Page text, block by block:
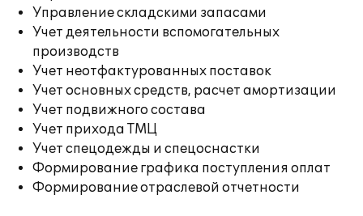
Управление складскими запасами
Учет деятельности вспомогательных
производств
Учет неотфактурованных поставок
Учет основных средств, расчет амортизации
Учет подвижного состава
Учет прихода ТМЦ
Учет спецодежды и спецоснастки
Формирование графика поступления оплат
Формирование отраслевой отчетности